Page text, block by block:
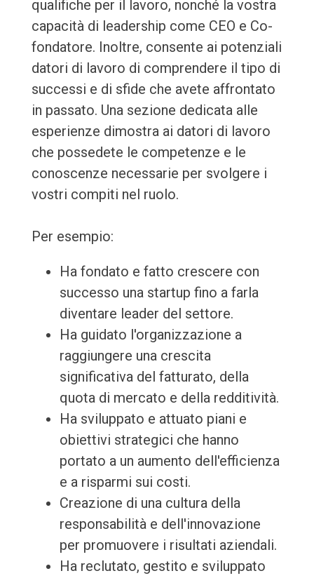
qualifiche per il lavoro, nonché la vostra
capacità di leadership come CEO e Co-
fondatore. Inoltre, consente ai potenziali
datori di lavoro di comprendere il tipo di
successi e di sfide che avete affrontato
in passato. Una sezione dedicata alle
esperienze dimostra ai datori di lavoro
che possedete le competenze e le
conoscenze necessarie per svolgere i
vostri compiti nel ruolo.
Per esempio:
Ha fondato e fatto crescere con
successo una startup fino a farla
diventare leader del settore.
Ha guidato l'organizzazione a
raggiungere una crescita
significativa del fatturato, della
quota di mercato e della redditività.
Ha sviluppato e attuato piani e
obiettivi strategici che hanno
portato a un aumento dell'efficienza
e a risparmi sui costi.
Creazione di una cultura della
responsabilità e dell'innovazione
per promuovere i risultati aziendali.
Ha reclutato, gestito e sviluppato